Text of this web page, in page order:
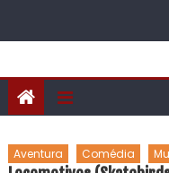
Aventura Comédia